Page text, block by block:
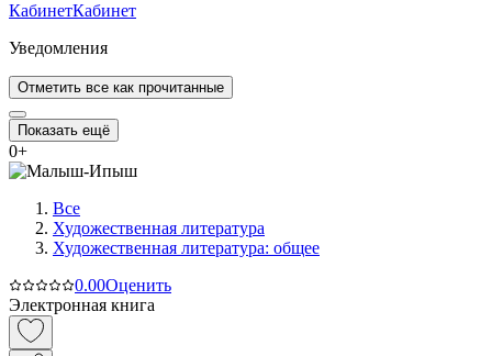
КабинетКабинет
Уведомления
Отметить все как прочитанные
Показать ещё
0+
Все
Художественная литература
Художественная литература: общее
0.00Оценить
Электронная книга